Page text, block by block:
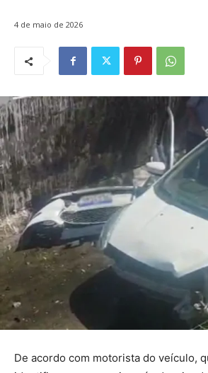
4 de maio de 2026
De acordo com motorista do veículo,